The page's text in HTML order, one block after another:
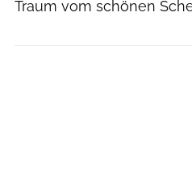
Traum vom schönen